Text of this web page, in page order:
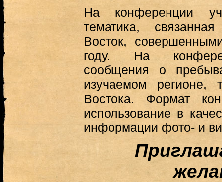
На конференции
тематика,
Восток,
году. На
сообщения о
изучаемом
Востока. Формат
использование в
информации фото- и